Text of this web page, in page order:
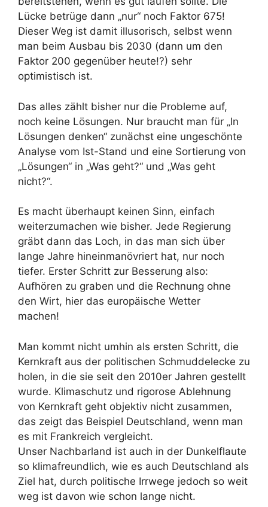
Lücke betrüge dann „nur“ noch Faktor 675!
Dieser Weg ist damit illusorisch, selbst wenn
man beim Ausbau bis 2030 (dann um den
Faktor 200 gegenüber heute!?) sehr
optimistisch ist.
Das alles zählt bisher nur die Probleme auf,
noch keine Lösungen. Nur braucht man für „In
Lösungen denken“ zunächst eine ungeschönte
Analyse vom Ist-Stand und eine Sortierung von
„Lösungen“ in „Was geht?“ und „Was geht
nicht?“.
Es macht überhaupt keinen Sinn, einfach
weiterzumachen wie bisher. Jede Regierung
gräbt dann das Loch, in das man sich über
lange Jahre hineinmanövriert hat, nur noch
tiefer. Erster Schritt zur Besserung also:
Aufhören zu graben und die Rechnung ohne
den Wirt, hier das europäische Wetter
machen!
Man kommt nicht umhin als ersten Schritt, die
Kernkraft aus der politischen Schmuddelecke zu
holen, in die sie seit den 2010er Jahren gestellt
wurde. Klimaschutz und rigorose Ablehnung
von Kernkraft geht objektiv nicht zusammen,
das zeigt das Beispiel Deutschland, wenn man
es mit Frankreich vergleicht.
Unser Nachbarland ist auch in der Dunkelflaute
so klimafreundlich, wie es auch Deutschland als
Ziel hat, durch politische Irrwege jedoch so weit
weg ist davon wie schon lange nicht.